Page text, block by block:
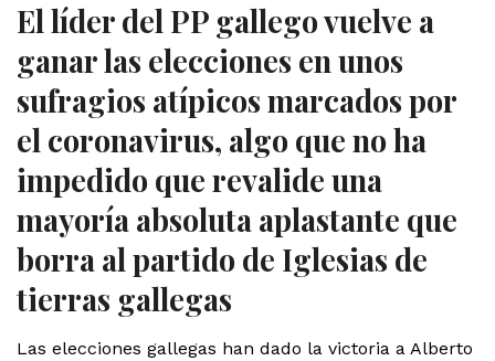
El líder del PP gallego vuelve a
ganar las elecciones en unos
sufragios atípicos marcados por
el coronavirus, algo que no ha
impedido que revalide una
mayoría absoluta aplastante que
borra al partido de Iglesias de
tierras gallegas
Las elecciones gallegas han dado la victoria a Alberto